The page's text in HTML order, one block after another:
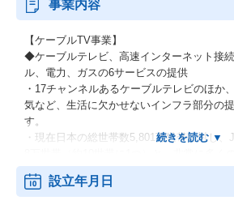
事業内容
【ケーブルTV事業】
◆ケーブルテレビ、高速インターネット接
ル、電力、ガスの6サービスの提供
・17チャンネルあるケーブルテレビのほか
気など、生活に欠かせないインフラ部分の
す。
・現在日本の総世帯数5,801万世帯に対し
おります！
設立年月日